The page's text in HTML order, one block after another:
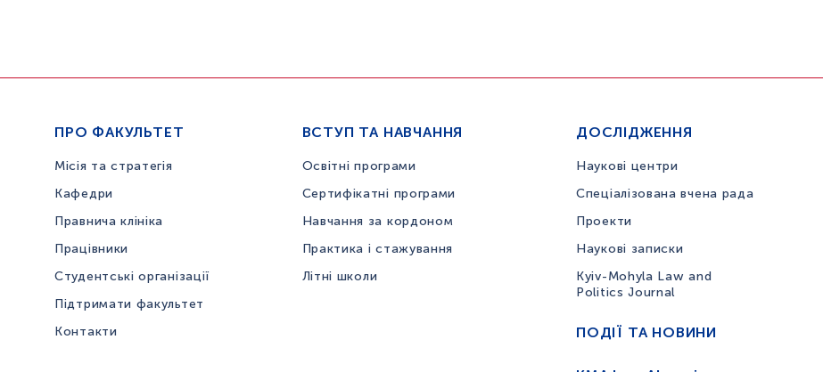
ПРО ФАКУЛЬТЕТ
Місія та стратегія
Кафедри
Правнича клініка
Працівники
Студентські організації
Підтримати факультет
Контакти
ВСТУП ТА НАВЧАННЯ
Освітні програми
Сертифікатні програми
Навчання за кордоном
Практика і стажування
Літні школи
ДОСЛІДЖЕННЯ
Наукові центри
Спеціалізована вчена рада
Проекти
Наукові записки
Kyiv-Mohyla Law and
Politics Journal
ПОДІЇ ТА НОВИНИ